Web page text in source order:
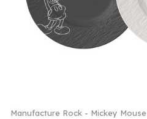
Manufacture Rock - Mickey Mouse